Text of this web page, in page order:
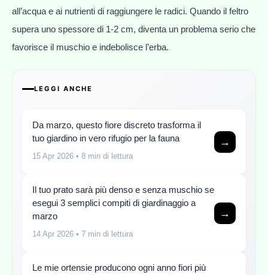
all’acqua e ai nutrienti di raggiungere le radici. Quando il feltro
supera uno spessore di 1-2 cm, diventa un problema serio che
favorisce il muschio e indebolisce l’erba.
LEGGI ANCHE
Da marzo, questo fiore discreto trasforma il
tuo giardino in vero rifugio per la fauna
15 Apr 2026 • 8 min di lettura
→
Il tuo prato sarà più denso e senza muschio se
esegui 3 semplici compiti di giardinaggio a
marzo
14 Apr 2026 • 7 min di lettura
→
Le mie ortensie producono ogni anno fiori più